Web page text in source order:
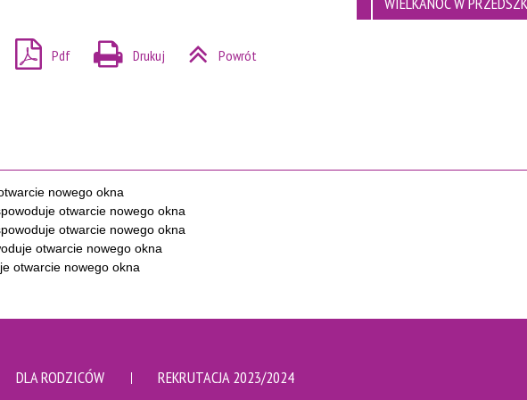
Pdf Drukuj Powrót
DLA RODZICÓW REKRUTACJA 2023/2024